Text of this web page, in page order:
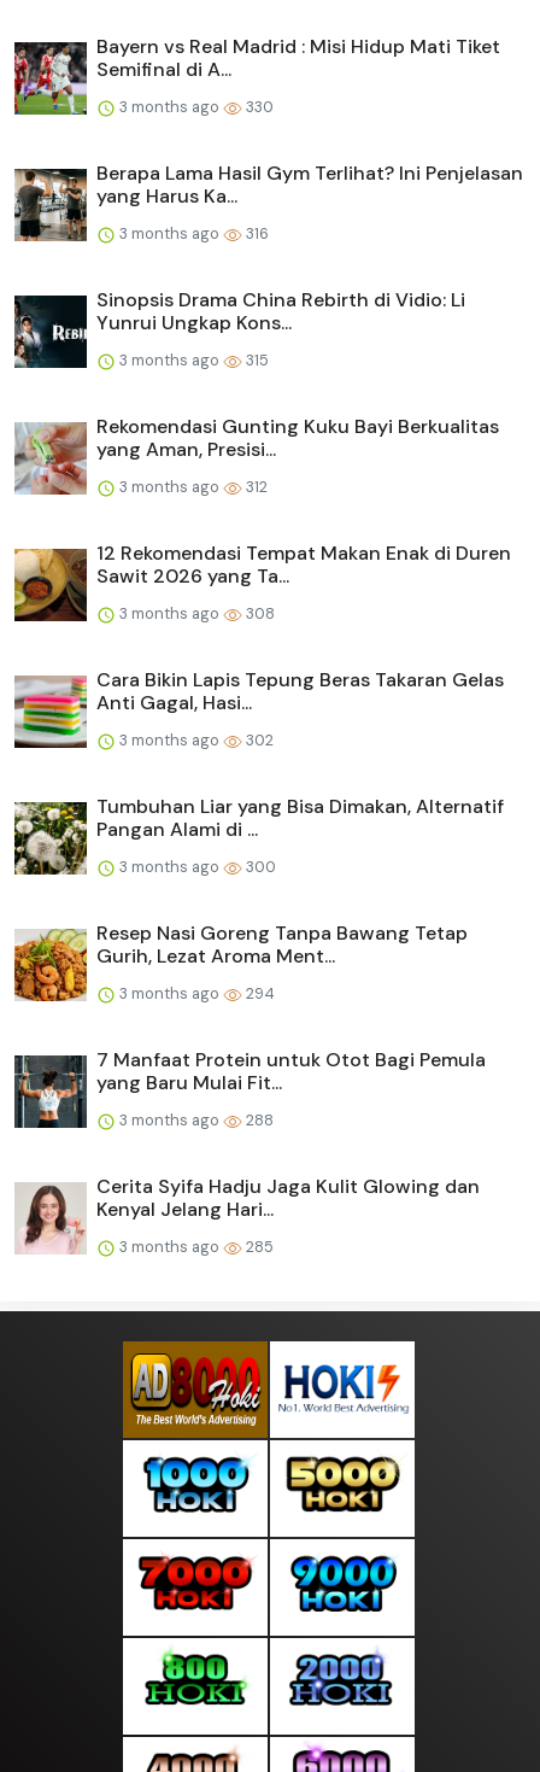
Bayern vs Real Madrid : Misi Hidup Mati Tiket
Semifinal di A...
3 months ago 330
Berapa Lama Hasil Gym Terlihat? Ini Penjelasan
yang Harus Ka...
3 months ago 316
Sinopsis Drama China Rebirth di Vidio: Li
Yunrui Ungkap Kons...
3 months ago 315
Rekomendasi Gunting Kuku Bayi Berkualitas
yang Aman, Presisi...
3 months ago 312
12 Rekomendasi Tempat Makan Enak di Duren
Sawit 2026 yang Ta...
3 months ago 308
Cara Bikin Lapis Tepung Beras Takaran Gelas
Anti Gagal, Hasi...
3 months ago 302
Tumbuhan Liar yang Bisa Dimakan, Alternatif
Pangan Alami di ...
3 months ago 300
Resep Nasi Goreng Tanpa Bawang Tetap
Gurih, Lezat Aroma Ment...
3 months ago 294
7 Manfaat Protein untuk Otot Bagi Pemula
yang Baru Mulai Fit...
3 months ago 288
Cerita Syifa Hadju Jaga Kulit Glowing dan
Kenyal Jelang Hari...
3 months ago 285